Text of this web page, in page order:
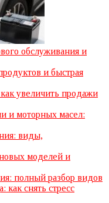
обслуживания и
и быстрая
увеличить продажи
и моторных масел:
виды,
моделей и
полный разбор видов
как снять стресс